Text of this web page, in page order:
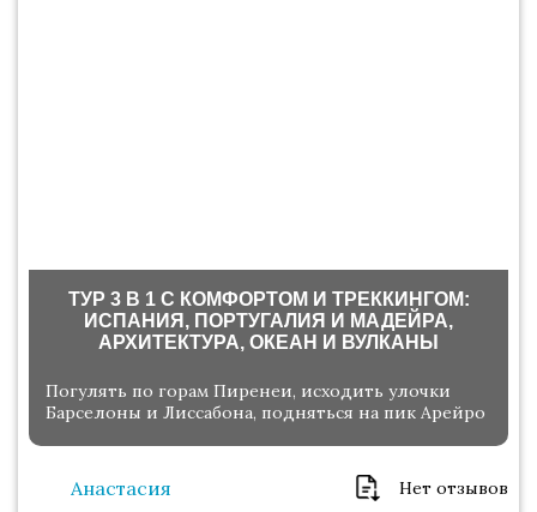
ТУР 3 В 1 С КОМФОРТОМ И ТРЕККИНГОМ:
ИСПАНИЯ, ПОРТУГАЛИЯ И МАДЕЙРА,
АРХИТЕКТУРА, ОКЕАН И ВУЛКАНЫ
Погулять по горам Пиренеи, исходить улочки
Барселоны и Лиссабона, подняться на пик Арейро
Анастасия Нет отзывов